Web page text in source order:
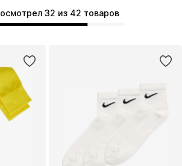
32 из 42 товаров